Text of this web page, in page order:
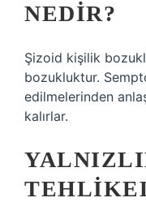
NEDIR?
Şizoid kişilik
bozukluktur.
edilmelerinden
kalırlar.